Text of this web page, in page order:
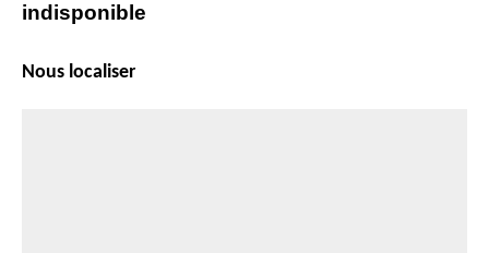
indisponible
Nous localiser